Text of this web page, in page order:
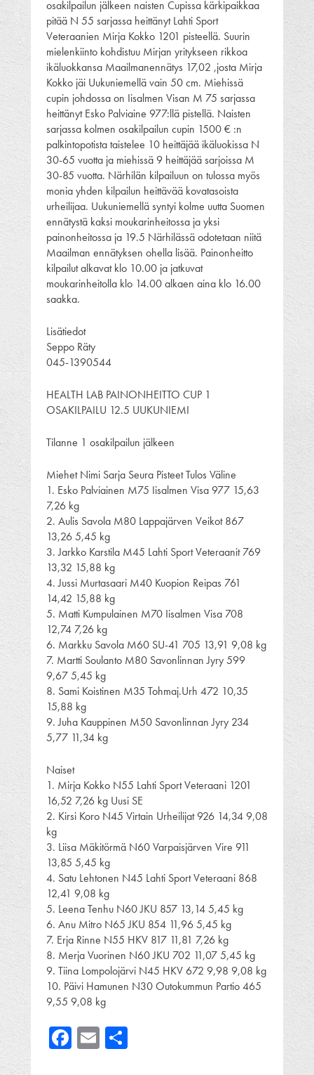
osakilpailun jälkeen naisten Cupissa kärkipaikkaa
pitää N 55 sarjassa heittänyt Lahti Sport
Veteraanien Mirja Kokko 1201 pisteellä. Suurin
mielenkiinto kohdistuu Mirjan yritykseen rikkoa
ikäluokkansa Maailmanennätys 17,02 ,josta Mirja
Kokko jäi Uukuniemellä vain 50 cm. Miehissä
cupin johdossa on Iisalmen Visan M 75 sarjassa
heittänyt Esko Palviaine 977:llä pistellä. Naisten
sarjassa kolmen osakilpailun cupin 1500 € :n
palkintopotista taistelee 10 heittäjää ikäluokissa N
30-65 vuotta ja miehissä 9 heittäjää sarjoissa M
30-85 vuotta. Närhilän kilpailuun on tulossa myös
monia yhden kilpailun heittävää kovatasoista
urheilijaa. Uukuniemellä syntyi kolme uutta Suomen
ennätystä kaksi moukarinheitossa ja yksi
painonheitossa ja 19.5 Närhilässä odotetaan niitä
Maailman ennätyksen ohella lisää. Painonheitto
kilpailut alkavat klo 10.00 ja jatkuvat
moukarinheitolla klo 14.00 alkaen aina klo 16.00
saakka.
Lisätiedot
Seppo Räty
045-1390544
HEALTH LAB PAINONHEITTO CUP 1
OSAKILPAILU 12.5 UUKUNIEMI
Tilanne 1 osakilpailun jälkeen
Miehet Nimi Sarja Seura Pisteet Tulos Väline
1. Esko Palviainen M75 Iisalmen Visa 977 15,63
7,26 kg
2. Aulis Savola M80 Lappajärven Veikot 867
13,26 5,45 kg
3. Jarkko Karstila M45 Lahti Sport Veteraanit 769
13,32 15,88 kg
4. Jussi Murtasaari M40 Kuopion Reipas 761
14,42 15,88 kg
5. Matti Kumpulainen M70 Iisalmen Visa 708
12,74 7,26 kg
6. Markku Savola M60 SU-41 705 13,91 9,08 kg
7. Martti Soulanto M80 Savonlinnan Jyry 599
9,67 5,45 kg
8. Sami Koistinen M35 Tohmaj.Urh 472 10,35
15,88 kg
9. Juha Kauppinen M50 Savonlinnan Jyry 234
5,77 11,34 kg
Naiset
1. Mirja Kokko N55 Lahti Sport Veteraani 1201
16,52 7,26 kg Uusi SE
2. Kirsi Koro N45 Virtain Urheilijat 926 14,34 9,08
kg
3. Liisa Mäkitörmä N60 Varpaisjärven Vire 911
13,85 5,45 kg
4. Satu Lehtonen N45 Lahti Sport Veteraani 868
12,41 9,08 kg
5. Leena Tenhu N60 JKU 857 13,14 5,45 kg
6. Anu Mitro N65 JKU 854 11,96 5,45 kg
7. Erja Rinne N55 HKV 817 11,81 7,26 kg
8. Merja Vuorinen N60 JKU 702 11,07 5,45 kg
9. Tiina Lompolojärvi N45 HKV 672 9,98 9,08 kg
10. Päivi Hamunen N30 Outokummun Partio 465
9,55 9,08 kg
Facebook
Email